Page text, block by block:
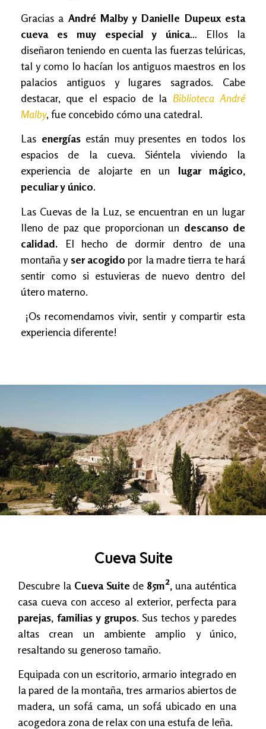
Gracias a André Malby y Danielle Dupeux esta
cueva es muy especial y única… Ellos la
diseñaron teniendo en cuenta las fuerzas telúricas,
tal y como lo hacían los antiguos maestros en los
palacios antiguos y lugares sagrados. Cabe
destacar, que el espacio de la Biblioteca André
Malby, fue concebido cómo una catedral.
Las energías están muy presentes en todos los
espacios de la cueva. Siéntela viviendo la
experiencia de alojarte en un lugar mágico,
peculiar y único.
Las Cuevas de la Luz, se encuentran en un lugar
lleno de paz que proporcionan un descanso de
calidad. El hecho de dormir dentro de una
montaña y ser acogido por la madre tierra te hará
sentir como si estuvieras de nuevo dentro del
útero materno.
¡Os recomendamos vivir, sentir y compartir esta
experiencia diferente!
Cueva Suite
Descubre la Cueva Suite de 85m²,una auténtica
casa cueva con acceso al exterior, perfecta para
parejas, familias y grupos. Sus techos y paredes
altas crean un ambiente amplio y único,
resaltando su generoso tamaño.
Equipada con un escritorio, armario integrado en
la pared de la montaña, tres armarios abiertos de
madera, un sofá cama, un sofá ubicado en una
acogedora zona de relax con una estufa de leña.